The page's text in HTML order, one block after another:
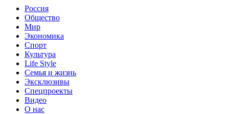
Россия
Общество
Мир
Экономика
Спорт
Культура
Life Style
Семья и жизнь
Эксклюзивы
Спецпроекты
Видео
О нас